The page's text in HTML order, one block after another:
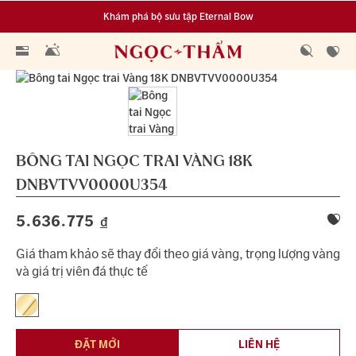
Khám phá bộ sưu tập Eternal Bow
Đa dạng lựa chọn tích luỹ từ 0.1 chỉ vàng 999.9
BÔNG TAI NGỌC TRAI VÀNG 18K
DNBVTVV0000U354
5.636.775 đ
Giá tham khảo sẽ thay đổi theo giá vàng, trọng lượng vàng
và giá trị viên đá thực tế
ĐẶT MỚI LIÊN HỆ